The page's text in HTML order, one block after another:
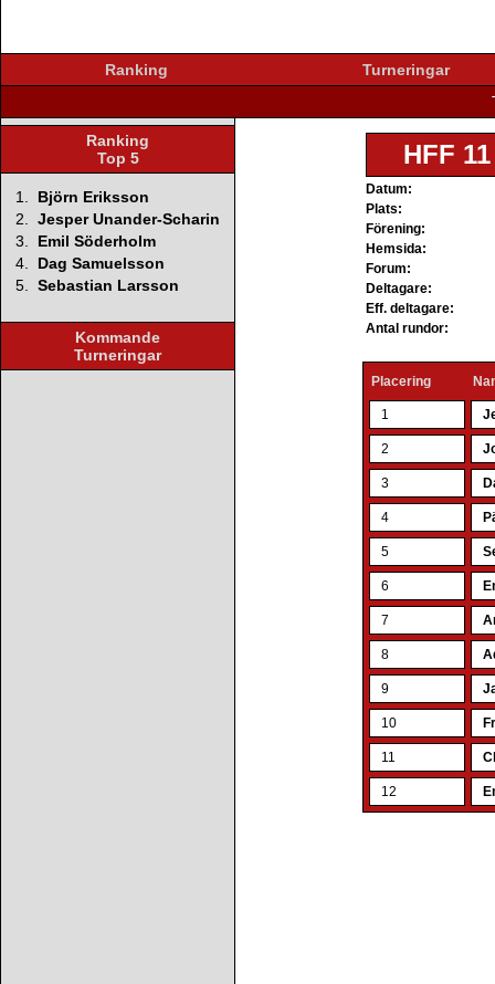
Ranking
Turneringar
Ranking
Top 5
1.
Björn Eriksson
2. Jesper Unander-Scharin
3.
Emil Söderholm
4.
Dag Samuelsson
5. Sebastian Larsson
Kommande
Turneringar
HFF
Datum:
Plats:
Förening:
Hemsida:
Forum:
Deltagare:
Eff. deltagare:
Antal rundor:
Placering
1
2
3
4
5
6
7
8
9
10
11
12